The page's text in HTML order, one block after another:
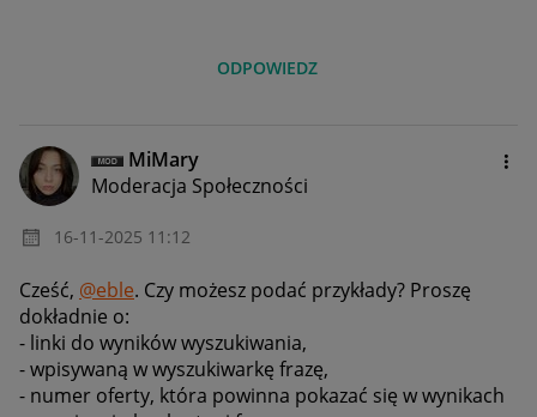
ODPOWIEDZ
MiMary
Moderacja Społeczności
‎16-11-2025 11:12
Cześć, @eble. Czy możesz podać przykłady? Proszę
dokładnie o:
- linki do wyników wyszukiwania,
- wpisywaną w wyszukiwarkę frazę,
- numer oferty, która powinna pokazać się w wynikach